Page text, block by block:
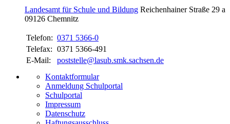
Landesamt für Schule und Bildung Reichenhainer Straße 29 a
09126 Chemnitz
Telefon: 0371 5366-0
Telefax: 0371 5366-491
E-Mail:
poststelle@lasub.smk.sachsen.de
Kontaktformular
Anmeldung Schulportal
Schulportal
Impressum
Datenschutz